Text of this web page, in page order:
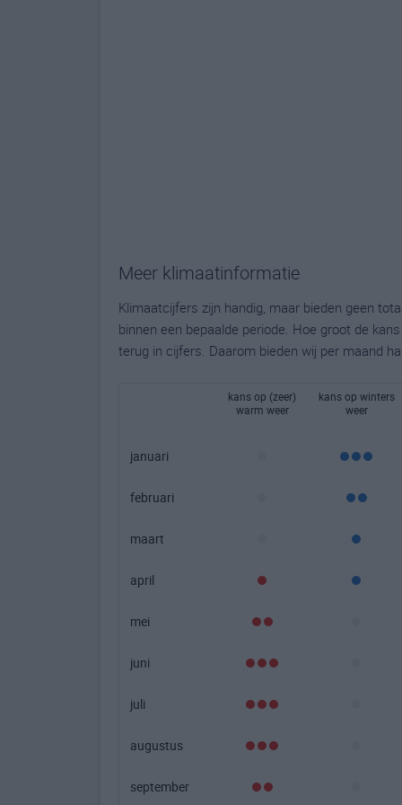
Meer klimaatinformatie
Klimaatcijfers zijn handig, maar bieden geen
binnen een bepaalde periode. Hoe groot de
terug in cijfers. Daarom bieden wij per maand
kans op (zeer)
warm weer
kans op winters
weer
januari
februari
maart
april
mei
juni
juli
augustus
september